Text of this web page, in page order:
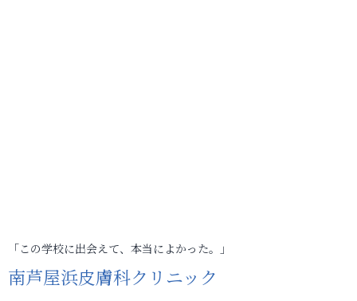
「この学校に出会えて、本当によかった。」
南芦屋浜皮膚科クリニック